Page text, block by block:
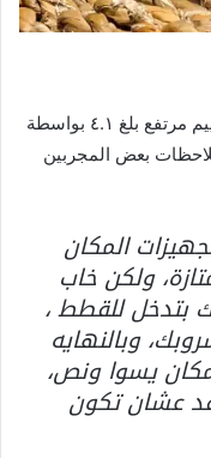
حصل مقهى كات لاونج على قوقل على تقييم مرتفع بلغ ٤.١ بواسطة
وملاحظات بعض المجربين
المكان
ولكن خاب
بتدخل للقطط ،
مع مشروبك، وبالنهايه
يسوا ونص،
عشان تكون